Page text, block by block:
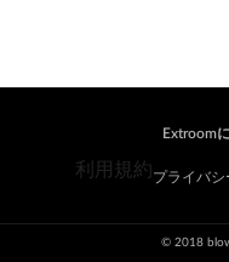
Extroom
利用規約プライバシ
© 2018